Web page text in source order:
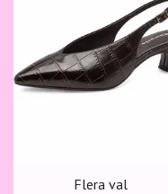
Flera val